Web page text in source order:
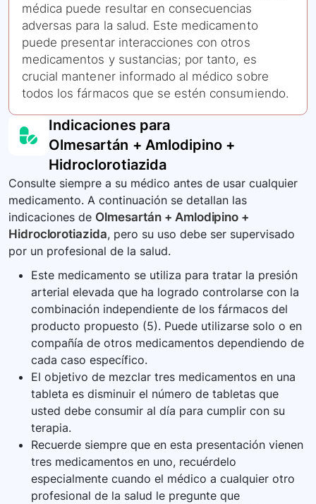
médica puede resultar en consecuencias
adversas para la salud. Este medicamento
puede presentar interacciones con otros
medicamentos y sustancias; por tanto, es
crucial mantener informado al médico sobre
todos los fármacos que se estén consumiendo.
Indicaciones para
Olmesartán + Amlodipino +
Hidroclorotiazida
Consulte siempre a su médico antes de usar cualquier
medicamento. A continuación se detallan las
indicaciones de Olmesartán + Amlodipino +
Hidroclorotiazida, pero su uso debe ser supervisado
por un profesional de la salud.
Este medicamento se utiliza para tratar la presión
arterial elevada que ha logrado controlarse con la
combinación independiente de los fármacos del
producto propuesto (5). Puede utilizarse solo o en
compañía de otros medicamentos dependiendo de
cada caso específico.
El objetivo de mezclar tres medicamentos en una
tableta es disminuir el número de tabletas que
usted debe consumir al día para cumplir con su
terapia.
Recuerde siempre que en esta presentación vienen
tres medicamentos en uno, recuérdelo
especialmente cuando el médico a cualquier otro
profesional de la salud le pregunte que